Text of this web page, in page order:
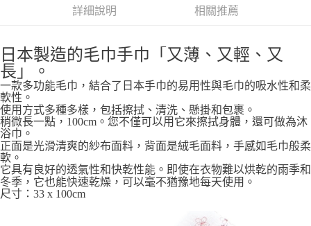
每筆NT$65，滿NT$999(含以上)免運費
每筆NT$65，滿NT$999(含以上)免運費
宅配
每筆NT$100，滿NT$999(含以上)免運費
詳細說明 相關推薦
日本製造的毛巾手巾「又薄、又輕、又
長」。
一款多功能毛巾，結合了日本手巾的易用性與毛巾的吸水性和柔
軟性。
使用方式多種多樣，包括擦拭、清洗、懸掛和包裹。
稍微長一點，100cm。您不僅可以用它來擦拭身體，還可做為沐
浴巾。
正面是光滑清爽的紗布面料，背面是絨毛面料，手感如毛巾般柔
軟。
它具有良好的透氣性和快乾性能。即使在衣物難以烘乾的雨季和
冬季，它也能快速乾燥，可以毫不猶豫地每天使用。
尺寸：33 x 100cm